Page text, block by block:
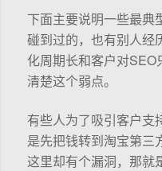
下面主要说明一些最典
碰到过的，也有别人经
化周期长和客户对
清楚这个弱点。
有些人为了吸引客户支
是先把钱转到淘宝第三
这里却有个漏洞，那就